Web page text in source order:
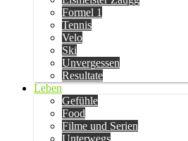
Formel 1
Tennis
Velo
Ski
Unvergessen
Resultate
Leben
Gefühle
Food
Filme und Serien
Unterwegs